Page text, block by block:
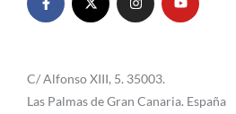
C/ Alfonso XIII, 5. 35003.
Las Palmas de Gran Canaria. España